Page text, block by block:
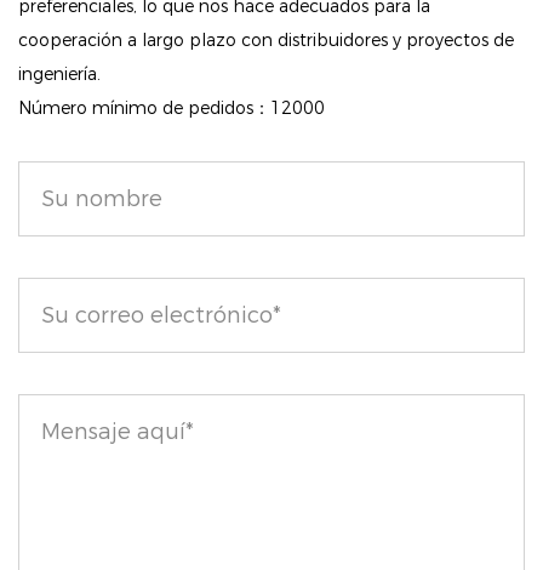
riesgo de irritación y ofrece un acabado impecable.
Cómo utilizar
Para uso diario: aplica una pequeña cantidad de
polvo sobre tu piel con tu brocha de maquillaje
favorita. Aplícalo después de la base o sobre la piel
desnuda para difuminar los poros y fijar tu apariencia.
debajo de los ojos iluminada y retocada con
puede aplicar en capas sobre otros productos para
preferenciales, lo que nos hace adecuados para la
cooperación a largo plazo con distribuidores y proyectos de
ingeniería.
Número mínimo de pedidos：12000